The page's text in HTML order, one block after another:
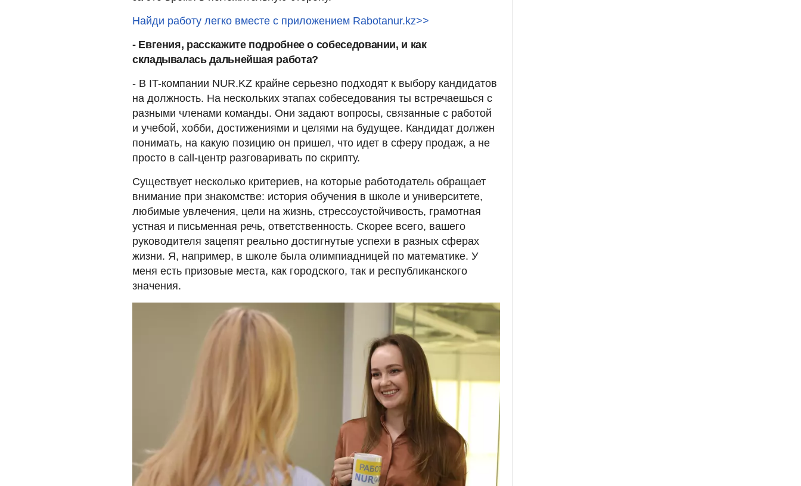
Найди работу легко вместе с приложением Rabotanur.kz>>
- Евгения, расскажите подробнее о собеседовании, и как
складывалась дальнейшая работа?
- В IT-компании NUR.KZ крайне серьезно подходят к выбору кандидатов
на должность. На нескольких этапах собеседования ты встречаешься с
разными членами команды. Они задают вопросы, связанные с работой
и учебой, хобби, достижениями и целями на будущее. Кандидат должен
понимать, на какую позицию он пришел, что идет в сферу продаж, а не
просто в call-центр разговаривать по скрипту.
Существует несколько критериев, на которые работодатель обращает
внимание при знакомстве: история обучения в школе и университете,
любимые увлечения, цели на жизнь, стрессоустойчивость, грамотная
устная и письменная речь, ответственность. Скорее всего, вашего
руководителя зацепят реально достигнутые успехи в разных сферах
жизни. Я, например, в школе была олимпиадницей по математике. У
меня есть призовые места, как городского, так и республиканского
значения.